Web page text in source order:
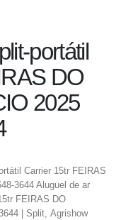
portátil
DO
2025
Carrier 15tr FEIRAS
3644 Aluguel de ar
FEIRAS DO
| Split, Agrishow